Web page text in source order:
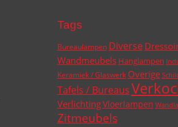
Tags
Bureaulampen Diverse
Wandmeubels Hanglampen
Keramiek / Glaswerk Overige
Tafels / Bureaus
VerlichtingVloerlampen
Zitmeubels